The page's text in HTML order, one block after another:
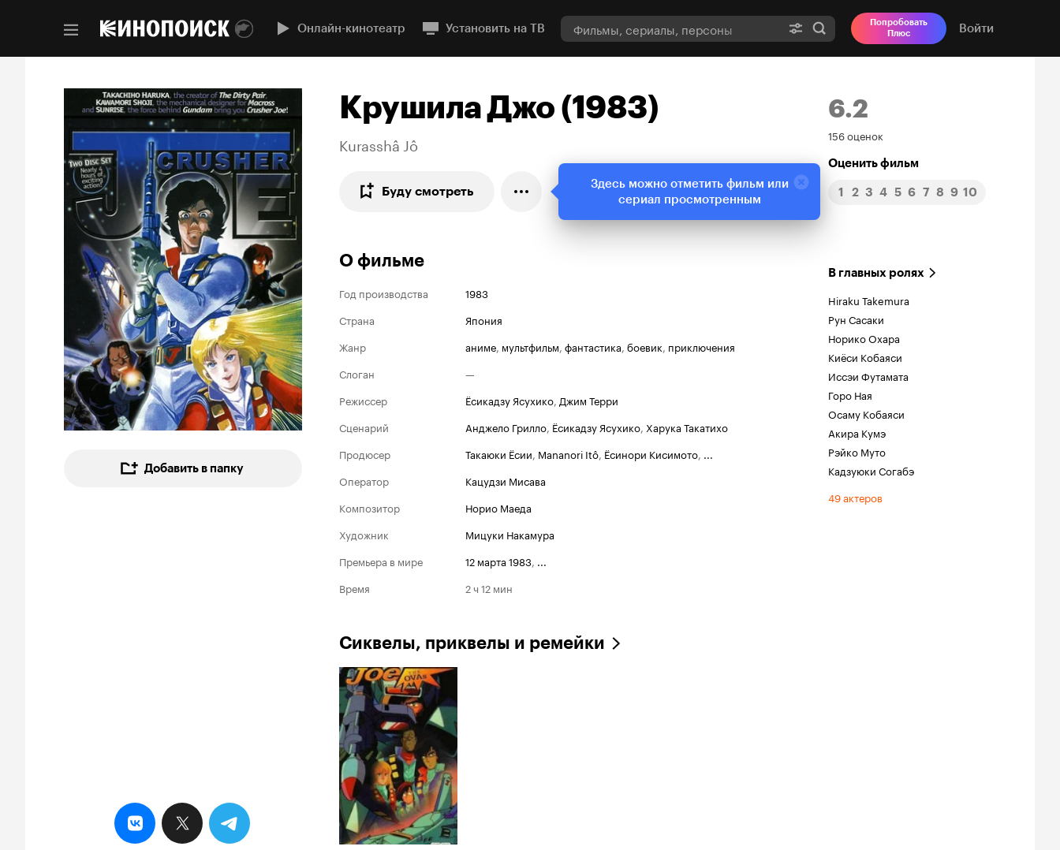
Онлайн-кинотеатр Установить на ТВ
Попробовать
Плюс
Войти
Добавить в папку
Крушила Джо (1983)
Kurasshâ Jô
Буду смотреть
6.2
Рейтинг
Кинопоиска
6.2
156 оценок
Оценить фильм
1 2 3 4 5 6 7 8 9 10
О фильме
Год производства
1983
Страна
Япония
Жанр
аниме, мультфильм, фантастика, боевик, приключения
Слоган
—
Режиссер
Ёсикадзу Ясухико, Джим Терри
Сценарий
Анджело Грилло, Ёсикадзу Ясухико, Харука Такатихо
Продюсер
Такаюки Ёсии, Mananori Itô, Ёсинори Кисимото, ...
Оператор
Кацудзи Мисава
Композитор
Норио Маеда
Художник
Мицуки Накамура
Премьера в мире
12 марта 1983, ...
Время
2 ч 12 мин
В главных ролях
Hiraku Takemura
Рун Сасаки
Норико Охара
Киёси Кобаяси
Иссэи Футамата
Горо Ная
Осаму Кобаяси
Акира Кумэ
Рэйко Муто
Кадзуюки Согабэ
49 актеров
Сиквелы, приквелы и ремейки
Здесь можно отметить фильм или
сериал просмотренным